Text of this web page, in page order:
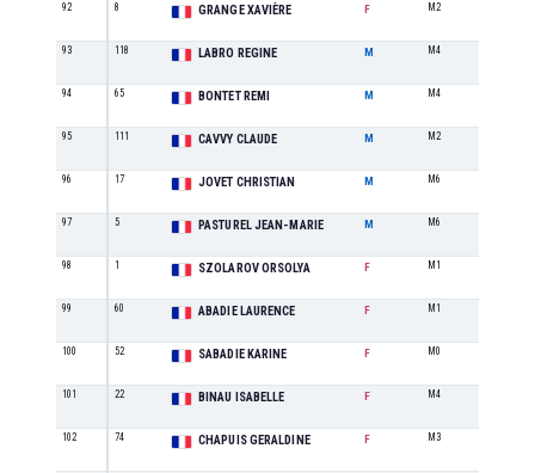
92 8 GRANGE XAVIÈRE F M2
93 118 LABRO REGINE M M4
94 65 BONTET REMI M M4
95 111 CAVVY CLAUDE M M2
96 17 JOVET CHRISTIAN M M6
97 5 PASTUREL JEAN-MARIE M M6
98 1 SZOLAROV ORSOLYA F M1
99 60 ABADIE LAURENCE F M1
100 52 SABADIE KARINE F M0
101 22 BINAU ISABELLE F M4
102 74 CHAPUIS GERALDINE F M3